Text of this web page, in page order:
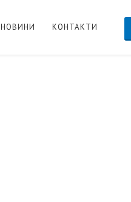
НОВИНИ КОНТАКТИ